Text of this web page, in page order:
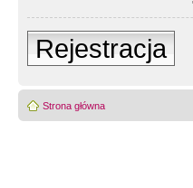
Rejestracja
Strona główna